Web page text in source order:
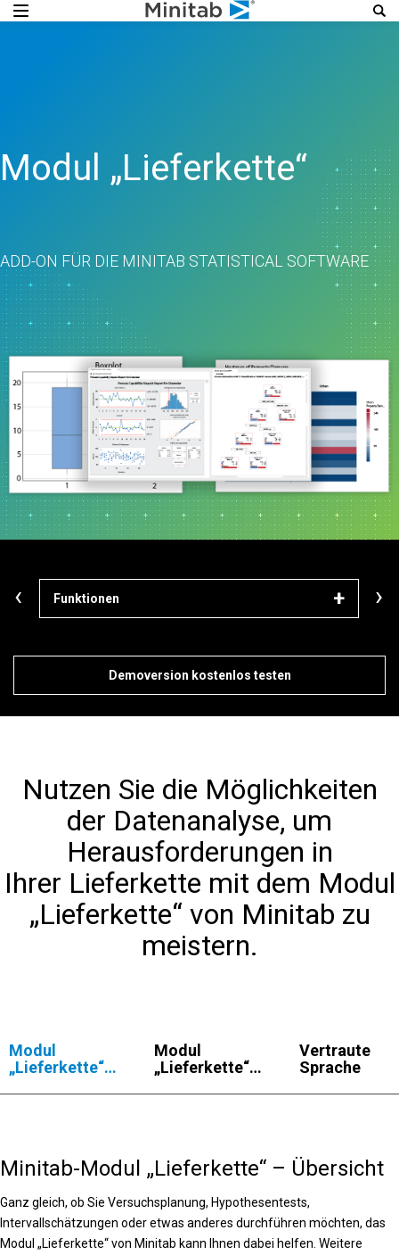
Modul „Lieferkette“
ADD-ON FÜR DIE MINITAB STATISTICAL SOFTWARE
Funktionen
‹ ›
Demoversion kostenlos testen
Nutzen Sie die Möglichkeiten
der Datenanalyse, um
Herausforderungen in
Ihrer Lieferkette mit dem Modul
„Lieferkette“ von Minitab zu
meistern.
Modul
„Lieferkette“ –
Modul
„Lieferkette“ –
Vertraute
Sprache
Minitab-Modul „Lieferkette“ – Übersicht
Ganz gleich, ob Sie Versuchsplanung, Hypothesentests,
Intervallschätzungen oder etwas anderes durchführen möchten, das
Modul „Lieferkette“ von Minitab kann Ihnen dabei helfen. Weitere